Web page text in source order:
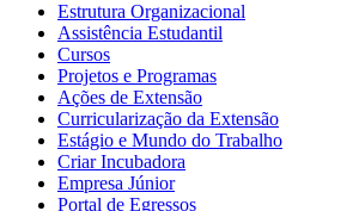
Estrutura Organizacional
Assistência Estudantil
Cursos
Projetos e Programas
Ações de Extensão
Curricularização da Extensão
Estágio e Mundo do Trabalho
Criar Incubadora
Empresa Júnior
Portal de Egressos